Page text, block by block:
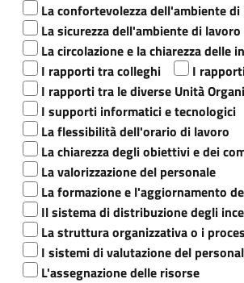
La confortevolezza dell'ambiente di
La sicurezza dell'ambiente di lavoro
La circolazione e la chiarezza delle
I rapporti tra colleghi
I
I rapporti tra le diverse Unità
I supporti informatici e tecnologici
La flessibilità dell'orario di lavoro
La chiarezza degli obiettivi e dei
La valorizzazione del personale
La formazione e l'aggiornamento
Il sistema di distribuzione degli
La struttura organizzativa o i
I sistemi di valutazione del
L'assegnazione delle risorse